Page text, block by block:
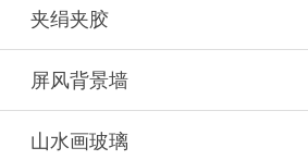
夹绢夹胶
屏风背景墙
山水画玻璃